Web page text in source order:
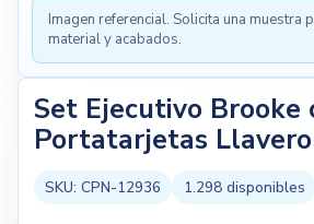
Imagen referencial. Solicita una muestra
material y acabados.
Set Ejecutivo Brooke
Portatarjetas
SKU: CPN-12936 1.298disponibles